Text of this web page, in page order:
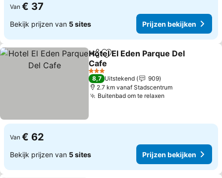
Van € 37
Bekijk prijzen van 5 sites Prijzen bekijken
DelenToevoegen aan favorieten
Hotel El Eden Parque Del
Cafe
3 Sterren
8,7 Uitstekend
909
2.7 km vanaf Stadscentrum
Buitenbad om te relaxen
Van € 62
Bekijk prijzen van 5 sites Prijzen bekijken